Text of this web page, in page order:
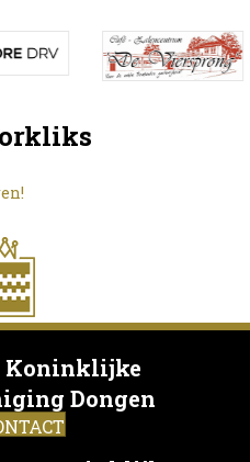
Koninklijke
Dongen